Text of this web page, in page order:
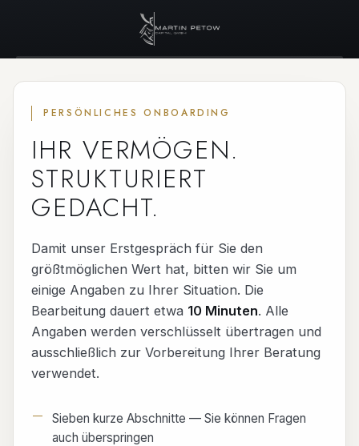
PERSÖNLICHES ONBOARDING
IHR VERMÖGEN.
STRUKTURIERT
GEDACHT.
Damit unser Erstgespräch für Sie den
größtmöglichen Wert hat, bitten wir Sie um
einige Angaben zu Ihrer Situation. Die
Bearbeitung dauert etwa 10 Minuten. Alle
Angaben werden verschlüsselt übertragen und
ausschließlich zur Vorbereitung Ihrer Beratung
verwendet.
Sieben kurze Abschnitte — Sie können Fragen
auch überspringen